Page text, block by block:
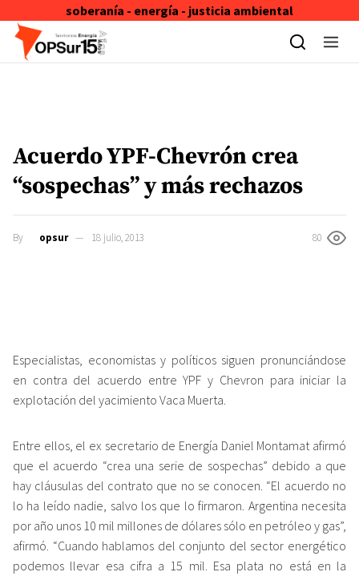
soberanía - energía - justicia ambiental
Skip to content
Acuerdo YPF-Chevrón crea
“sospechas” y más rechazos
By opsur 18 julio, 2013 80
Especialistas, economistas y políticos siguen pronunciándose
en contra del acuerdo entre YPF y Chevron para iniciar la
explotación del yacimiento Vaca Muerta.
Entre ellos, el ex secretario de Energía Daniel Montamat afirmó
que el acuerdo “crea una serie de sospechas” debido a que
hay cláusulas del contrato que no se conocen. “El acuerdo no
lo ha leído nadie, salvo los que lo firmaron. Argentina necesita
por año unos 10 mil millones de dólares sólo en petróleo y gas”,
afirmó. “Cuando hablamos del conjunto del sector energético
podemos llevar esa cifra a 15 mil. Esa plata no está en la